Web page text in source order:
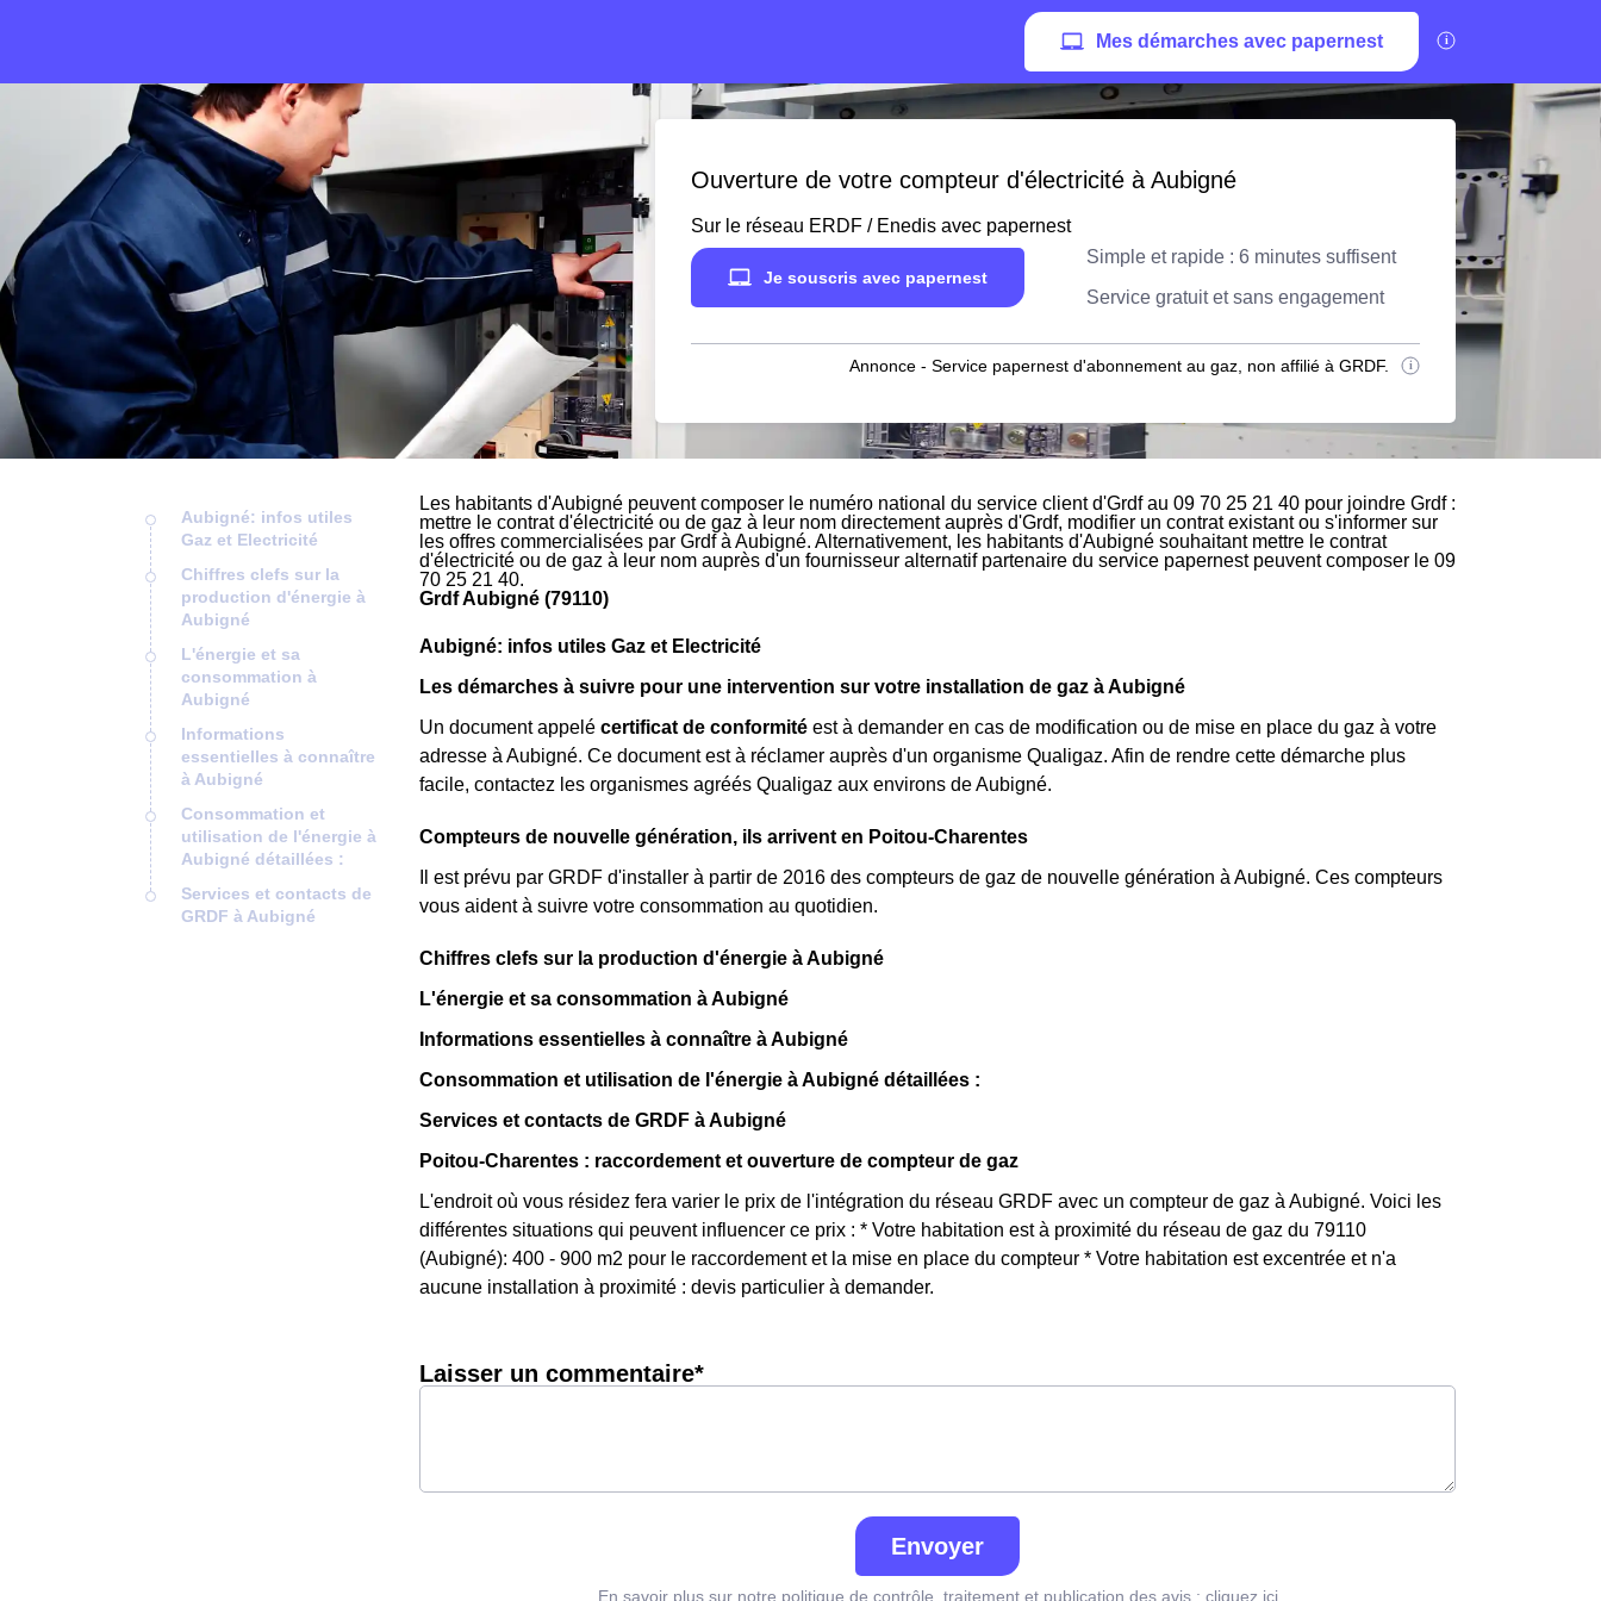
Mes démarches avec papernest
Ouverture de votre compteur d'électricité à Aubigné
Sur le réseau ERDF / Enedis avec papernest
Je souscris avec papernest
Simple et rapide : 6 minutes suffisent
Service gratuit et sans engagement
Annonce - Service papernest d'abonnement au gaz, non affilié à GRDF.
Aubigné: infos utiles
Gaz et Electricité
Chiffres clefs sur la
production d'énergie à
Aubigné
L'énergie et sa
consommation à
Aubigné
Informations
essentielles à connaître
à Aubigné
Consommation et
utilisation de l'énergie à
Aubigné détaillées :
Services et contacts de
GRDF à Aubigné
Les habitants d'Aubigné peuvent composer le numéro national du service client d'Grdf au 09 70 25 21 40 pour joindre Grdf :
mettre le contrat d'électricité ou de gaz à leur nom directement auprès d'Grdf, modifier un contrat existant ou s'informer sur
les offres commercialisées par Grdf à Aubigné. Alternativement, les habitants d'Aubigné souhaitant mettre le contrat
d'électricité ou de gaz à leur nom auprès d'un fournisseur alternatif partenaire du service papernest peuvent composer le 09
70 25 21 40.
Grdf Aubigné (79110)
Aubigné: infos utiles Gaz et Electricité
Les démarches à suivre pour une intervention sur votre installation de gaz à Aubigné
Un document appelé certificat de conformité est à demander en cas de modification ou de mise en place du gaz à votre
adresse à Aubigné. Ce document est à réclamer auprès d'un organisme Qualigaz. Afin de rendre cette démarche plus
facile, contactez les organismes agréés Qualigaz aux environs de Aubigné.
Compteurs de nouvelle génération, ils arrivent en Poitou-Charentes
Il est prévu par GRDF d'installer à partir de 2016 des compteurs de gaz de nouvelle génération à Aubigné. Ces compteurs
vous aident à suivre votre consommation au quotidien.
Chiffres clefs sur la production d'énergie à Aubigné
L'énergie et sa consommation à Aubigné
Informations essentielles à connaître à Aubigné
Consommation et utilisation de l'énergie à Aubigné détaillées :
Services et contacts de GRDF à Aubigné
Poitou-Charentes : raccordement et ouverture de compteur de gaz
L'endroit où vous résidez fera varier le prix de l'intégration du réseau GRDF avec un compteur de gaz à Aubigné. Voici les
différentes situations qui peuvent influencer ce prix : * Votre habitation est à proximité du réseau de gaz du 79110
(Aubigné): 400 - 900 m2 pour le raccordement et la mise en place du compteur * Votre habitation est excentrée et n'a
aucune installation à proximité : devis particulier à demander.
Laisser un commentaire*
Envoyer
En savoir plus sur notre politique de contrôle, traitement et publication des avis : cliquez ici